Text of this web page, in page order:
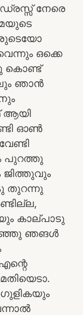
നേരെ
ഒക്കെ
കൊണ്ട്
ഞാൻ
ആയി
ഓൺ
പുറത്തു
ജിത്തുവും
തുറന്നു
കാല്പാടു
ഞങൾ
ഗുളികയും